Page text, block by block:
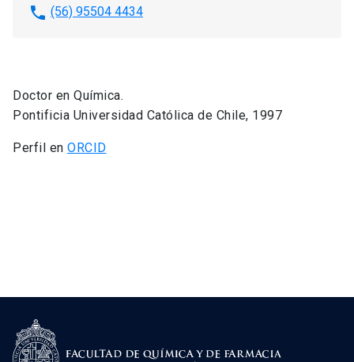
phone (56) 95504 4434
Doctor en Química.
Pontificia Universidad Católica de Chile, 1997
Perfil en ORCID